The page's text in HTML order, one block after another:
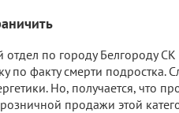
отдел по городу Белгороду
по факту смерти подростка.
Но, получается, что
продажи этой